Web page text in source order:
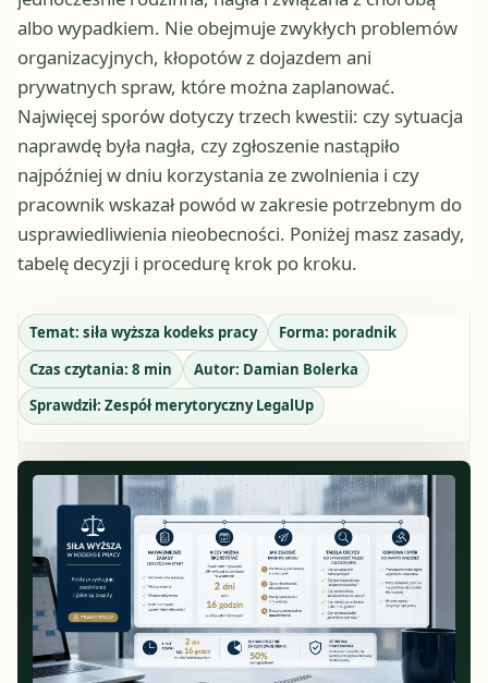
albo wypadkiem. Nie obejmuje zwykłych problemów
organizacyjnych, kłopotów z dojazdem ani
prywatnych spraw, które można zaplanować.
Najwięcej sporów dotyczy trzech kwestii: czy sytuacja
naprawdę była nagła, czy zgłoszenie nastąpiło
najpóźniej w dniu korzystania ze zwolnienia i czy
pracownik wskazał powód w zakresie potrzebnym do
usprawiedliwienia nieobecności. Poniżej masz zasady,
tabelę decyzji i procedurę krok po kroku.
Temat: siła wyższa kodeks pracy Forma: poradnik
Czas czytania: 8 min Autor: Damian Bolerka
Sprawdził: Zespół merytoryczny LegalUp